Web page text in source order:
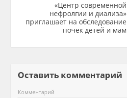
«Центр современной
нефролгии и диализа»
приглашает на обследование
почек детей и мам
Оставить комментарий
Комментарий